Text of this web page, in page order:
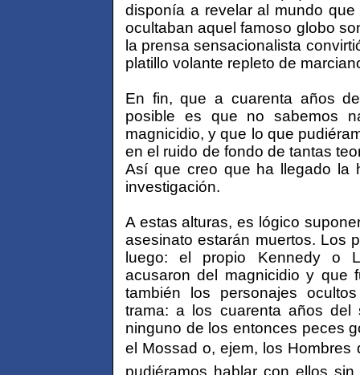
disponía a revelar al mundo
ocultaban aquel famoso globo
la prensa sensacionalista
platillo volante repleto de
En fin, que a cuarenta años
posible es que no sabemos
magnicidio, y que lo que
en el ruido de fondo de tantas
Así que creo que ha llegado la
investigación.
A estas alturas, es lógico
asesinato estarán muertos. Los
luego: el propio Kennedy o
acusaron del magnicidio y que
también los personajes
trama: a los cuarenta años
ninguno de los entonces peces
el Mossad o, ejem, los
pudiéramos hablar con ellos